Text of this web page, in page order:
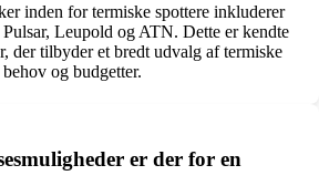
inden for termiske spottere inkluderer
Leupold og ATN. Dette er kendte
der tilbyder et bredt udvalg af termiske
og budgetter.
er der for en